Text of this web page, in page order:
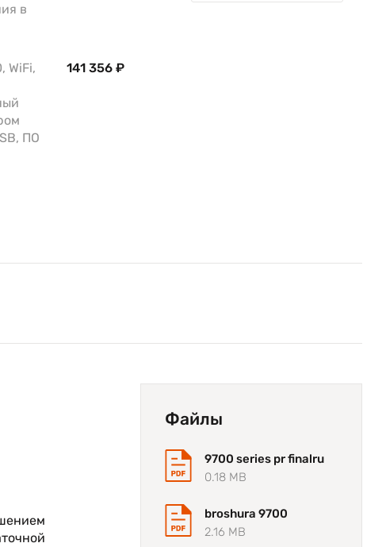
в
WiFi,
ПО
141 356 ₽
Файлы
9700 series pr finalru
0.18 MB
broshura 9700
2.16 MB